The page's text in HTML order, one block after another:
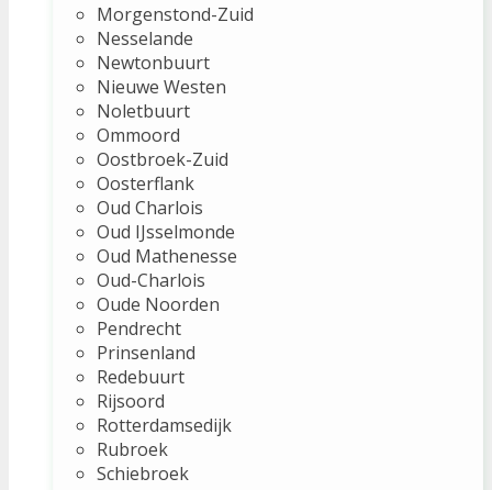
Morgenstond-Zuid
Nesselande
Newtonbuurt
Nieuwe Westen
Noletbuurt
Ommoord
Oostbroek-Zuid
Oosterflank
Oud Charlois
Oud IJsselmonde
Oud Mathenesse
Oud-Charlois
Oude Noorden
Pendrecht
Prinsenland
Redebuurt
Rijsoord
Rotterdamsedijk
Rubroek
Schiebroek